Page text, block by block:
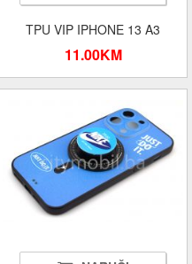
TPU VIP IPHONE 13 A3
11.00KM